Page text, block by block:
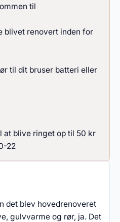
til
blivet renovert inden for
til dit bruser batteri eller
at blive ringet op til 50 kr
22
det blev hovedrenoveret
gulvvarme og rør, ja. Det